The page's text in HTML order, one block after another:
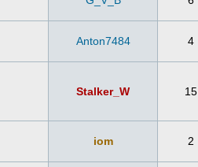
Anton7484 4
Stalker_W 15
iom 2